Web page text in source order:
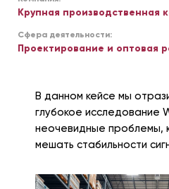
Крупная производственная
Сфера деятельности:
Проектирование и оптовая
В данном кейсе мы
глубокое исследование
неочевидные проблемы,
мешать стабильности